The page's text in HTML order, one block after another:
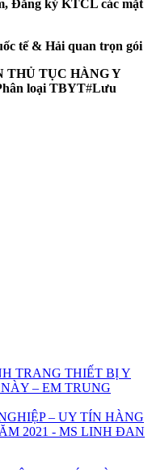
Đăng ký KTCL các mặt
tế & Hải quan trọn gói
THỦ TỤC HÀNG Y
loại TBYT#Lưu
TRANG THIẾT BỊ Y
– EM TRUNG